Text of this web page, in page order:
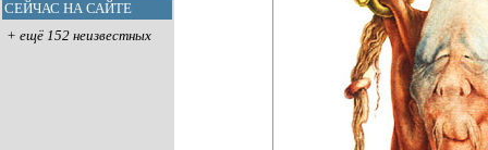
СЕЙЧАС НА САЙТЕ
+ ещё 152 неизвестных